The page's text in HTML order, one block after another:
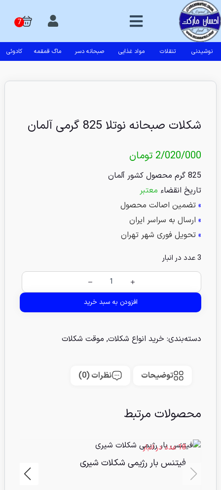
نوشیدنی تنقلات مواد غذایی صبحانه دسر ماگ قمقمه کادوئی
شکلات صبحانه نوتلا 825 گرمی آلمان
2/020/000 تومان
825 گرم محصول کشور آلمان
تاریخ انقضاء معتبر
» تضمین اصالت محصول
» ارسال به سراسر ایران
» تحویل فوری شهر تهران
3 عدد در انبار
افزودن به سبد خرید
دسته‌بندی: خرید انواع شکلات, موقت شکلات
توضیحات نظرات (0)
محصولات مرتبط
18 عدد در انبار
فیتنس بار رژیمی شکلات شیری